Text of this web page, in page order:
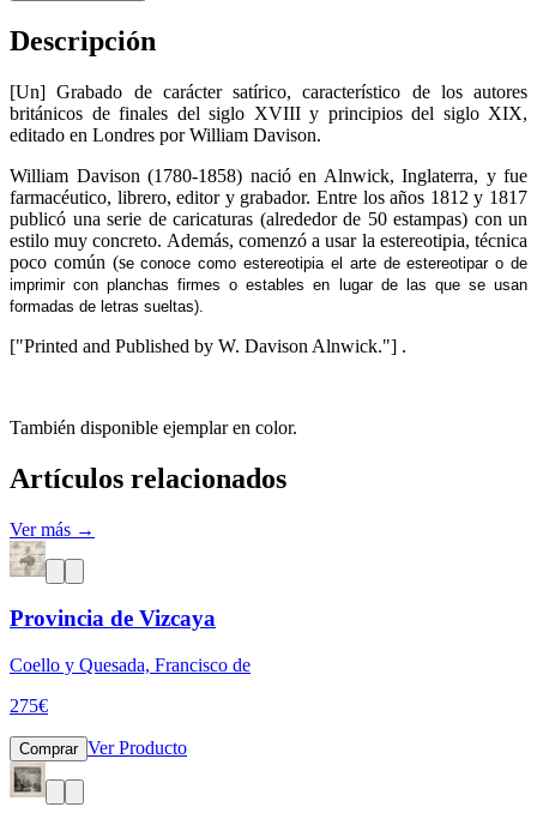
Descripción
[Un] Grabado de carácter satírico, característico de los autores
británicos de finales del siglo XVIII y principios del siglo XIX,
editado en Londres por William Davison.
William Davison (1780-1858) nació en Alnwick, Inglaterra, y fue
farmacéutico, librero, editor y grabador. Entre los años 1812 y 1817
publicó una serie de caricaturas (alrededor de 50 estampas) con un
estilo muy concreto. Además, comenzó a usar la estereotipia, técnica
poco común (se conoce como estereotipia el arte de estereotipar o de
imprimir con planchas firmes o estables en lugar de las que se usan
formadas de letras sueltas).
["Printed and Published by W. Davison Alnwick."] .
También disponible ejemplar en color.
Artículos relacionados
Ver más →
Provincia de Vizcaya
Coello y Quesada, Francisco de
275€
Comprar Ver Producto